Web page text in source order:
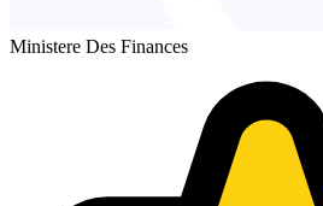
Ministere Des Finances